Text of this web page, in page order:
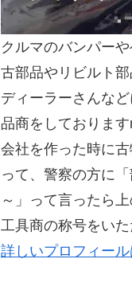
クルマのバンパー
古部品やリビルト
ディーラーさんな
品商をしております
会社を作った時に
って、警察の方に
～」って言ったら
工具商の称号をい
詳しいプロフィール